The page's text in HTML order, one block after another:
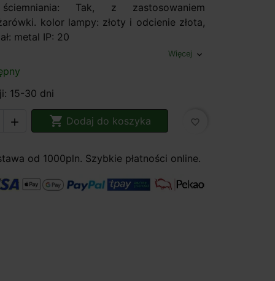
Tak, z zastosowaniem
kolor lampy: złoty i odcienie złota,
metal IP: 20
Więcej expand_more
15-30 dni
  Dodaj do koszyka favorite_border
od 1000pln. Szybkie płatności online.